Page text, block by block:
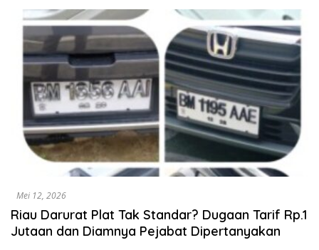
Mei 12, 2026
Riau Darurat Plat Tak Standar? Dugaan Tarif Rp.1
Jutaan dan Diamnya Pejabat Dipertanyakan